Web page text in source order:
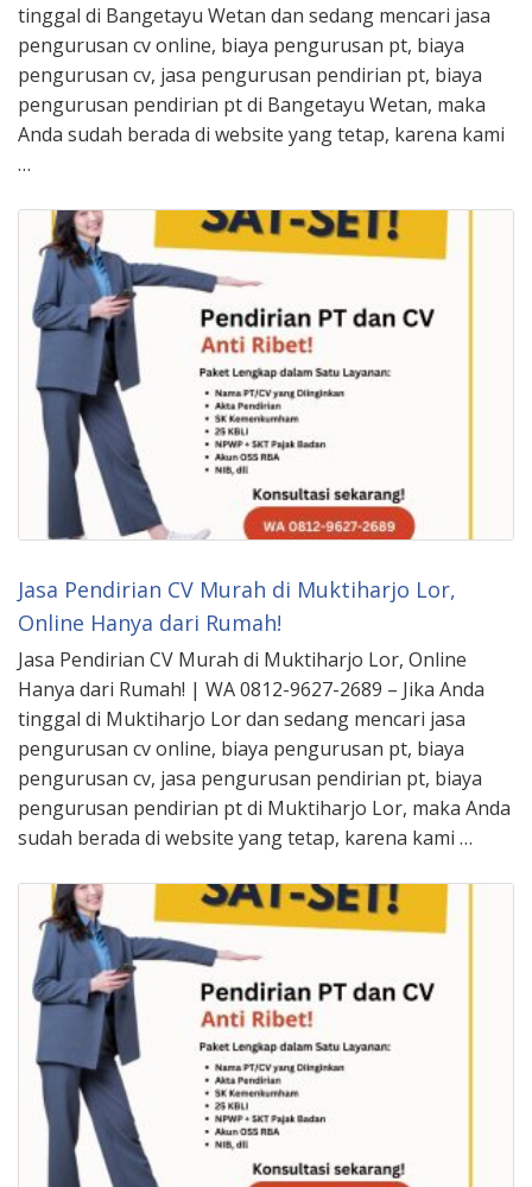
tinggal di Bangetayu Wetan dan sedang mencari jasa
pengurusan cv online, biaya pengurusan pt, biaya
pengurusan cv, jasa pengurusan pendirian pt, biaya
pengurusan pendirian pt di Bangetayu Wetan, maka
Anda sudah berada di website yang tetap, karena kami
…
Jasa Pendirian CV Murah di Muktiharjo Lor,
Online Hanya dari Rumah!
Jasa Pendirian CV Murah di Muktiharjo Lor, Online
Hanya dari Rumah! | WA 0812-9627-2689 – Jika Anda
tinggal di Muktiharjo Lor dan sedang mencari jasa
pengurusan cv online, biaya pengurusan pt, biaya
pengurusan cv, jasa pengurusan pendirian pt, biaya
pengurusan pendirian pt di Muktiharjo Lor, maka Anda
sudah berada di website yang tetap, karena kami …